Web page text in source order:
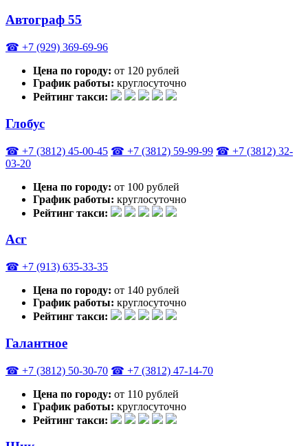
Автограф 55
☎ +7 (929) 369-69-96
Цена по городу: от 120 рублей
График работы: круглосуточно
Рейтинг такси:
Глобус
☎ +7 (3812) 45-00-45 ☎ +7 (3812) 59-99-99 ☎ +7 (3812) 32-
03-20
Цена по городу: от 100 рублей
График работы: круглосуточно
Рейтинг такси:
Асг
☎ +7 (913) 635-33-35
Цена по городу: от 140 рублей
График работы: круглосуточно
Рейтинг такси:
Галантное
☎ +7 (3812) 50-30-70 ☎ +7 (3812) 47-14-70
Цена по городу: от 110 рублей
График работы: круглосуточно
Рейтинг такси: